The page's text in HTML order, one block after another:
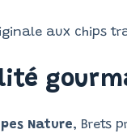
aux chips
Nature, Brets